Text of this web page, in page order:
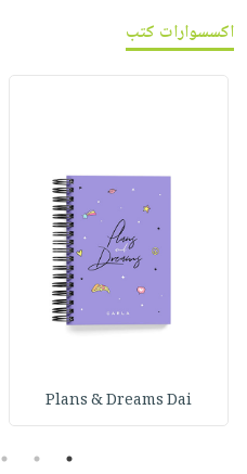
اكسسوارات كتب
Plans & Dreams Dai
1
2
3